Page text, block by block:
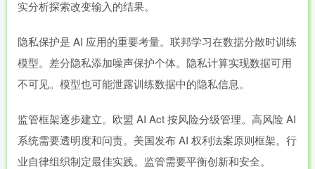
实分析探索改变输入的结果。
隐私保护是 AI 应用的重要考量。联邦学习在数据分散时训练
模型。差分隐私添加噪声保护个体。隐私计算实现数据可用
不可见。模型也可能泄露训练数据中的隐私信息。
监管框架逐步建立。欧盟 AI Act 按风险分级管理。高风险 AI
系统需要透明度和问责。美国发布 AI 权利法案原则框架。行
业自律组织制定最佳实践。监管需要平衡创新和安全。